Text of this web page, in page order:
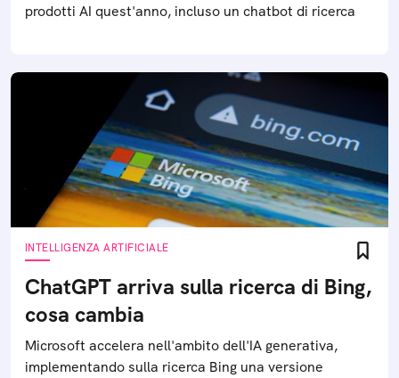
prodotti AI quest'anno, incluso un chatbot di ricerca
INTELLIGENZA ARTIFICIALE
ChatGPT arriva sulla ricerca di Bing,
cosa cambia
Microsoft accelera nell'ambito dell'IA generativa,
implementando sulla ricerca Bing una versione